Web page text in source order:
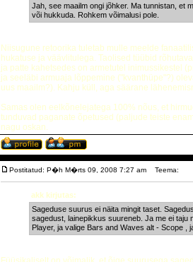
Jah, see maailm ongi jõhker. Ma tunnistan, et
või hukkuda. Rohkem võimalusi pole.
Niisugune retoorika tuletab mulle meelde
hukatuse ja väävlitulega. Taolised tüübid
ja patte kahetsedes on armetutel inimussikestel
ja seeläbi armuaja lõppemine ("kvanthüpe"?)
uus maailm?). Kahju küll, aga säärane
Samas olen eelkõnelejatega 100% nõus, et
tunduvad paganate õpetused (paljude teiste
nagu oskan.
Postitatud: P�h M�rts 09, 2008 7:27 am Teema:
akk kirjutas:
Sageduse suurus ei näita mingit taset.
sagedust, lainepikkus suureneb. Ja me ei taju
Player, ja valige Bars and Waves alt - Scope ,